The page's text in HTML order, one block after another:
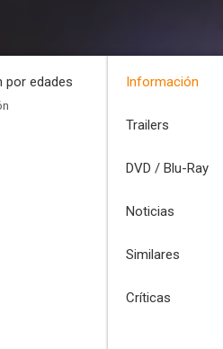
por edades Información
Trailers
DVD / Blu-Ray
Noticias
Similares
Críticas